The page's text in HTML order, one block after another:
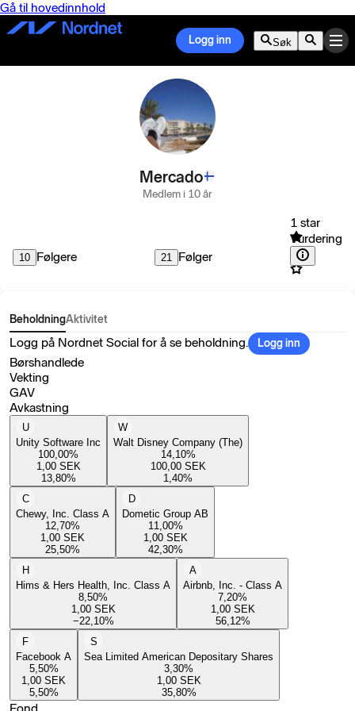
Gå til hovedinnhold
Logg inn Søk
Mercado
Medlem i 10 år
10 Følgere 21 Følger
1 star
Vurdering
BeholdningAktivitet
Logg på Nordnet Social for å se beholdning. Logg inn
Børshandlede
Vekting
GAV
Avkastning
U
Unity Software Inc
100,00%
1,00 SEK
13,80%
W
Walt Disney Company (The)
14,10%
100,00 SEK
1,40%
C
Chewy, Inc. Class A
12,70%
1,00 SEK
25,50%
D
Dometic Group AB
11,00%
1,00 SEK
42,30%
H
Hims & Hers Health, Inc. Class A
8,50%
1,00 SEK
−22,10%
A
Airbnb, Inc. - Class A
7,20%
1,00 SEK
56,12%
F
Facebook A
5,50%
1,00 SEK
5,50%
S
Sea Limited American Depositary Shares
3,30%
1,00 SEK
35,80%